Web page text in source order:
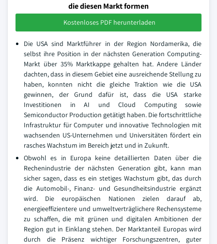
die diesen Markt formen
Kostenloses PDF herunterladen
Die USA sind Marktführer in der Region Nordamerika, die
selbst ihre Position in der nächsten Generation Computing-
Markt über 35% Marktkappe gehalten hat. Andere Länder
dachten, dass in diesem Gebiet eine ausreichende Stellung zu
haben, konnten nicht die gleiche Traktion wie die USA
gewinnen, der Grund dafür ist, dass die USA starke
Investitionen in AI und Cloud Computing sowie
Semiconductor Production getätigt haben. Die fortschrittliche
Infrastruktur für Computer und innovative Technologien mit
wachsenden US-Unternehmen und Universitäten fördert ein
rasches Wachstum im Bereich jetzt und in Zukunft.
Obwohl es in Europa keine detaillierten Daten über die
Rechenindustrie der nächsten Generation gibt, kann man
sicher sagen, dass es ein stetiges Wachstum gibt, das durch
die Automobil-, Finanz- und Gesundheitsindustrie ergänzt
wird. Die europäischen Nationen zielen darauf ab,
energieeffizientere und umweltverträglichere Rechensysteme
zu schaffen, die mit grünen und digitalen Ambitionen der
Region gut in Einklang stehen. Der Marktanteil Europas wird
durch die Präsenz wichtiger Forschungszentren, guter